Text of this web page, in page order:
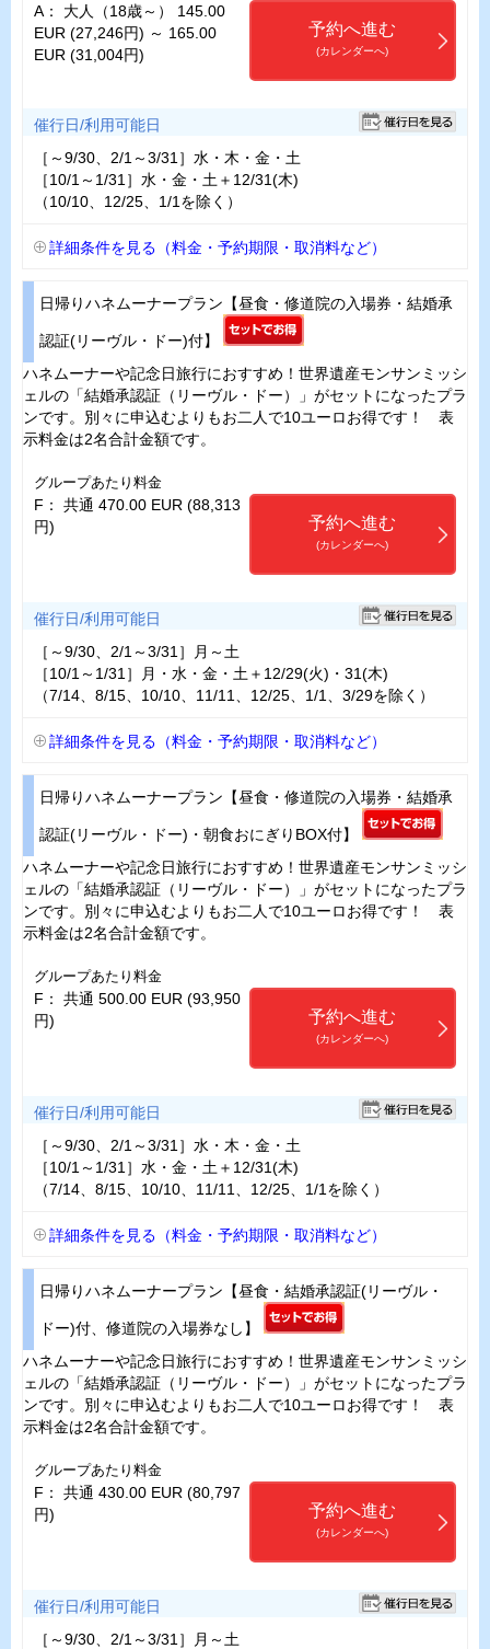
A： 大人（18歳～） 145.00
EUR (27,246円) ～ 165.00
EUR (31,004円)
予約へ進む
(カレンダーへ)
催行日/利用可能日
［～9/30、2/1～3/31］水・木・金・土
［10/1～1/31］水・金・土＋12/31(木)
（10/10、12/25、1/1を除く）
詳細条件を見る（料金・予約期限・取消料など）
日帰りハネムーナープラン【昼食・修道院の入場券・結婚承
認証(リーヴル・ドー)付】
ハネムーナーや記念日旅行におすすめ！世界遺産モンサンミッシ
ェルの「結婚承認証（リーヴル・ドー）」がセットになったプラ
ンです。別々に申込むよりもお二人で10ユーロお得です！ 表
示料金は2名合計金額です。
グループあたり料金
F： 共通 470.00 EUR (88,313
円)
予約へ進む
(カレンダーへ)
催行日/利用可能日
［～9/30、2/1～3/31］月～土
［10/1～1/31］月・水・金・土＋12/29(火)・31(木)
（7/14、8/15、10/10、11/11、12/25、1/1、3/29を除く）
詳細条件を見る（料金・予約期限・取消料など）
日帰りハネムーナープラン【昼食・修道院の入場券・結婚承
認証(リーヴル・ドー)・朝食おにぎりBOX付】
ハネムーナーや記念日旅行におすすめ！世界遺産モンサンミッシ
ェルの「結婚承認証（リーヴル・ドー）」がセットになったプラ
ンです。別々に申込むよりもお二人で10ユーロお得です！ 表
示料金は2名合計金額です。
グループあたり料金
F： 共通 500.00 EUR (93,950
円)
予約へ進む
(カレンダーへ)
催行日/利用可能日
［～9/30、2/1～3/31］水・木・金・土
［10/1～1/31］水・金・土＋12/31(木)
（7/14、8/15、10/10、11/11、12/25、1/1を除く）
詳細条件を見る（料金・予約期限・取消料など）
日帰りハネムーナープラン【昼食・結婚承認証(リーヴル・
ドー)付、修道院の入場券なし】
ハネムーナーや記念日旅行におすすめ！世界遺産モンサンミッシ
ェルの「結婚承認証（リーヴル・ドー）」がセットになったプラ
ンです。別々に申込むよりもお二人で10ユーロお得です！ 表
示料金は2名合計金額です。
グループあたり料金
F： 共通 430.00 EUR (80,797
円)
予約へ進む
(カレンダーへ)
催行日/利用可能日
［～9/30、2/1～3/31］月～土